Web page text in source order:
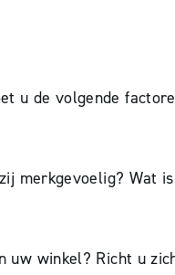
u de volgende
merkgevoelig? Wat
winkel? Richt u